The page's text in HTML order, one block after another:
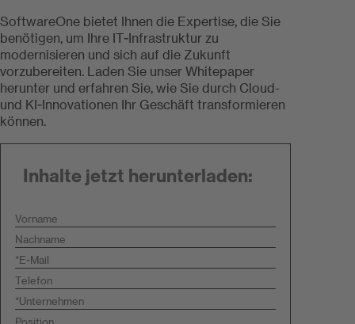
Inhalte jetzt herunterladen:
Vorname
Nachname
*E-Mail
Telefon
*Unternehmen
Position
SoftwareOne bietet Ihnen die Expertise, die Sie
benötigen, um Ihre IT-Infrastruktur zu
modernisieren und sich auf die Zukunft
vorzubereiten. Laden Sie unser Whitepaper
herunter und erfahren Sie, wie Sie durch Cloud-
und KI-Innovationen Ihr Geschäft transformieren
können.